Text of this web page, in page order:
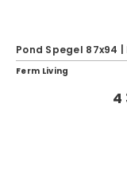
Pond Spegel 87x94 |
Ferm Living
4